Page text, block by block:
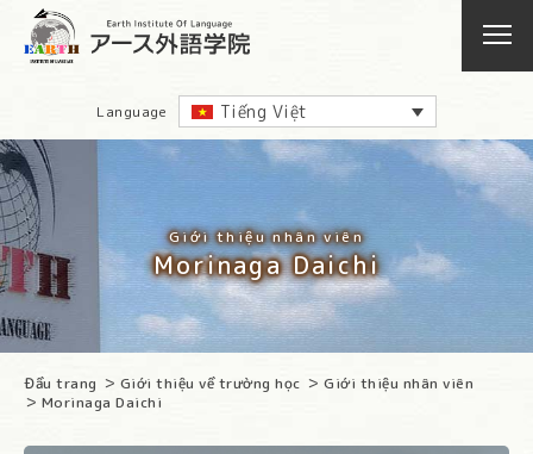
Language Tiếng Việt
Giới thiệu nhân viên
Morinaga Daichi
Đầu trang Giới thiệu về trường học
Giới thiệu nhân viên
Morinaga Daichi